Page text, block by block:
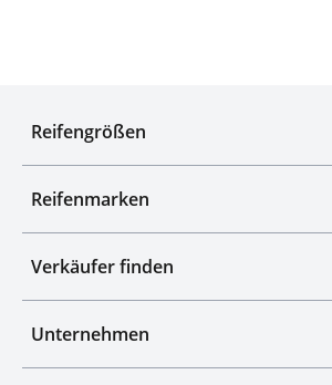
Reifengrößen
Reifenmarken
Verkäufer finden
Unternehmen